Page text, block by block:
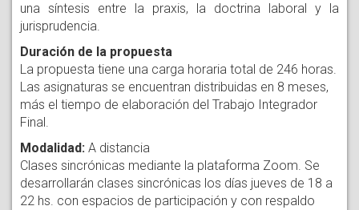
una síntesis entre la praxis, la doctrina laboral y la
jurisprudencia.
Duración de la propuesta
La propuesta tiene una carga horaria total de 246 horas.
Las asignaturas se encuentran distribuidas en 8 meses,
más el tiempo de elaboración del Trabajo Integrador
Final.
Modalidad: A distancia
Clases sincrónicas mediante la plataforma Zoom. Se
desarrollarán clases sincrónicas los días jueves de 18 a
22 hs. con espacios de participación y con respaldo